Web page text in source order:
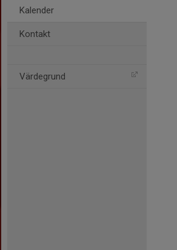
Kalender
Kontakt
Värdegrund